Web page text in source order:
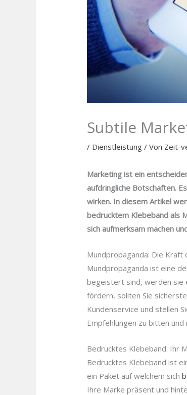
Subtile
/ Dienstleistung / Von Zeit-
Marketing ist ein
aufdringliche Botschaften.
wirken. In diesem Artikel
bedrucktem Klebeband als
sich aufmerksam machen
Mundpropaganda: Die Kraft
Mundpropaganda ist eine
begeistert sind, werden sie
fördern, sollten Sie
Kundenservice und stellen
Empfehlungen zu bitten
Bedrucktes Klebeband: Ihr
Bedrucktes Klebeband ist
ein Paket auf welchem sich
Ihre Marke präsent und